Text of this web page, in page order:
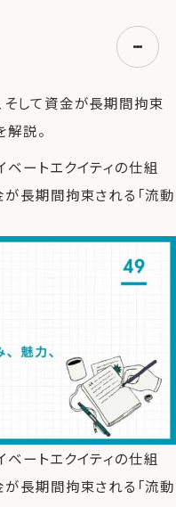
み、魅力、そして「流動
そして資金が長期間拘束
説。
ートエクイティの仕組
が長期間拘束される「流動
ートエクイティの仕組
が長期間拘束される「流動